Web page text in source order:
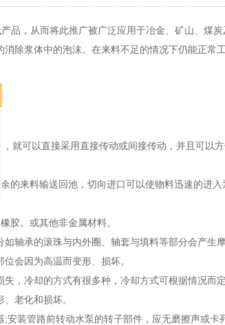
品，从而将此推广被广泛应用于冶金、矿山、煤
除浆体中的泡沫。在来料不足的情况下仍能正常
可以直接采用直接传动或间接传动，并且可以
来料输送回池，切向进口可以使物料迅速的进入
。或其他非金属材料。
承的滚珠与内外圈、轴套与填料等部分会产生
会因为高温而变形、损坏。
，冷却的方式有很多种，冷却方式可根据情况而
老化和损坏。
装管路前转动水泵的转子部件，应无磨擦声或卡